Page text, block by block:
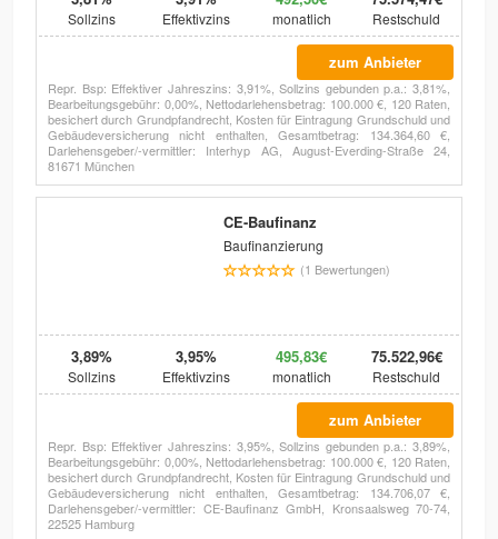
Sollzins Effektivzins monatlich Restschuld
zum Anbieter
Repr. Bsp: Effektiver Jahreszins: 3,91%, Sollzins gebunden p.a.: 3,81%,
Bearbeitungsgebühr: 0,00%, Nettodarlehensbetrag: 100.000 €, 120 Raten,
besichert durch Grundpfandrecht, Kosten für Eintragung Grundschuld und
Gebäudeversicherung nicht enthalten, Gesamtbetrag: 134.364,60 €,
Darlehensgeber/-vermittler: Interhyp AG, August-Everding-Straße 24,
81671 München
CE-Baufinanz
Baufinanzierung
(1 Bewertungen)
3,89%
Sollzins
3,95%
Effektivzins
495,83€
monatlich
75.522,96€
Restschuld
zum Anbieter
Repr. Bsp: Effektiver Jahreszins: 3,95%, Sollzins gebunden p.a.: 3,89%,
Bearbeitungsgebühr: 0,00%, Nettodarlehensbetrag: 100.000 €, 120 Raten,
besichert durch Grundpfandrecht, Kosten für Eintragung Grundschuld und
Gebäudeversicherung nicht enthalten, Gesamtbetrag: 134.706,07 €,
Darlehensgeber/-vermittler: CE-Baufinanz GmbH, Kronsaalsweg 70-74,
22525 Hamburg